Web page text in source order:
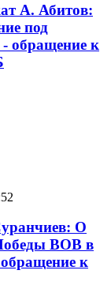
А. Абитов:
под
обращение к
О
ВОВ в
к